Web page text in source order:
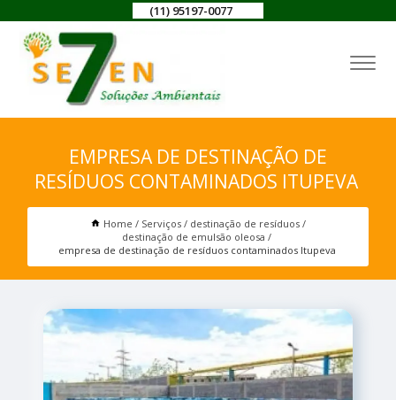
(11) 95197-0077
EMPRESA DE DESTINAÇÃO DE
RESÍDUOS CONTAMINADOS ITUPEVA
Home Serviços
destinação de resíduos
destinação de emulsão oleosa
empresa de destinação de resíduos contaminados Itupeva